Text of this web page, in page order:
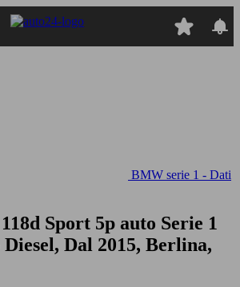
BMW serie 1 - Dati
Sport 5p auto Serie 1
Diesel, Dal 2015, Berlina,